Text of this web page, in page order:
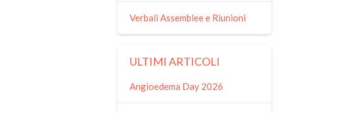
Verbali Assemblee e Riunioni
ULTIMI ARTICOLI
Angioedema Day 2026